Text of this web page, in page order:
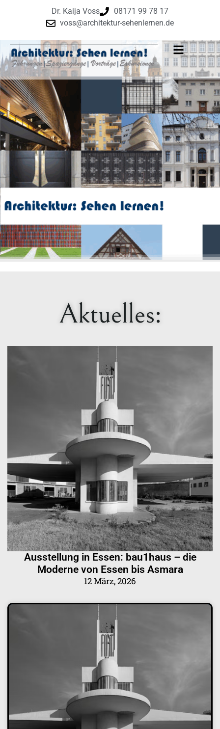
Dr. Kaija Voss
08171 99 78 17
voss@architektur-sehenlernen.de
Aktuelles:
Ausstellung in Essen: bau1haus – die
Moderne von Essen bis Asmara
12 März, 2026